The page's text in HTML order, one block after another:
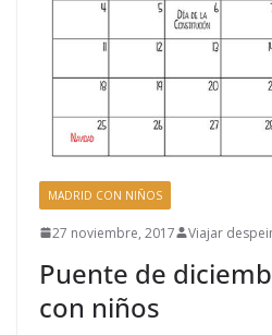
MADRID CON NIÑOS
27 noviembre, 2017 Viajar
Puente de
con niños